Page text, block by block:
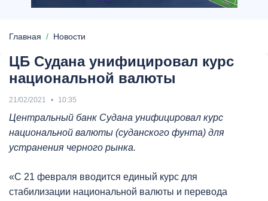
Главная Новости
ЦБ Судана унифицировал курс
национальной валюты
21/02/2021 10:35
Центральный банк Судана унифицировал курс
национальной валюты (суданского фунта) для
устранения черного рынка.
«С 21 февраля вводится единый курс для
стабилизации национальной валюты и перевода